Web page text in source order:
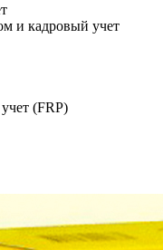
и кадровый учет
(FRP)